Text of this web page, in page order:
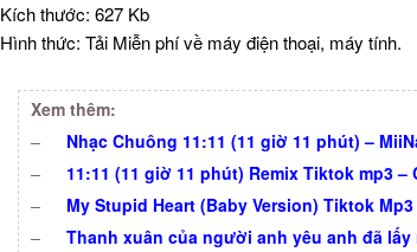
Kích thước: 627 Kb
Hình thức: Tải Miễn phí về máy điện thoại, máy tính.
Xem thêm:
–
Nhạc Chuông 11:11 (11 giờ 11 phút) –
–
11:11 (11 giờ 11 phút) Remix Tiktok mp3 –
–
My Stupid Heart (Baby Version) Tiktok
–
Thanh xuân của người anh yêu anh đã